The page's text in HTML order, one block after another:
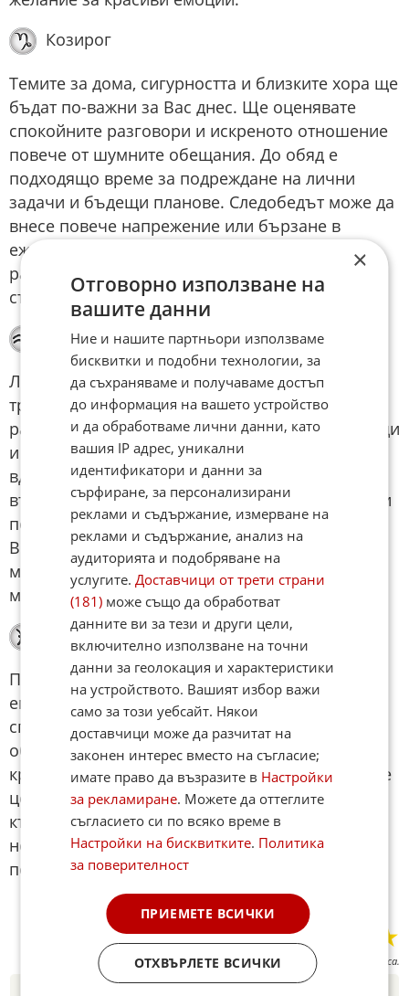
Козирог
Темите за дома, сигурността и близките хора ще
бъдат по-важни за Вас днес. Ще оценявате
спокойните разговори и искреното отношение
повече от шумните обещания. До обяд е
подходящо време за подреждане на лични
задачи и бъдещи планове. Следобедът може да
внесе повече напрежение или бързане в
ежедневието. Вечерта е добра за отдих и за
разговор с човек, който Ви носи усещане за
стабилност.
Водолей
Любопитството Ви ще бъде особено силно и
трудно ще се задоволявате с повърхностни
разговори. Денят е чудесен за нови идеи, срещи
и кратки пътувания. Някой може да Ви
вдъхнови с нестандартен поглед към тема,
върху която мислите отдавна. Следобедът носи
повече динамика и желание за действие.
Вечерта е подходяща за творчески занимания,
музика или разговори, които Ви карат да
мечтаете по-смело.
Риби
През този ден ще сте по-чувствителни и
емоционални. До обяд ще усещате нужда от
спокойствие, разбиране и повече мекота в
общуването. Венера и Юпитер Ви носят
красиви моменти, топли думи и усещане, че сте
ценени. Следобедът постепенно ще Ви върне
към по-практични теми и решения. Вечерта
носи вдъхновение, мечтателност и желание да
последвате сърцето си.
Поставете оценка: ☆
☆
☆
Оценка гласа.
×
Отговорно използване на
вашите данни
Ние и нашите партньори използваме
бисквитки и подобни технологии, за
да съхраняваме и получаваме достъп
до информация на вашето устройство
и да обработваме лични данни, като
вашия IP адрес, уникални
идентификатори и данни за
сърфиране, за персонализирани
реклами и съдържание, измерване на
реклами и съдържание, анализ на
аудиторията и подобряване на
услугите.Доставчици от трети страни
(181) може също да обработват
данните ви за тези и други цели,
включително използване на точни
данни за геолокация и характеристики
на устройството. Вашият избор важи
само за този уебсайт. Някои
доставчици може да разчитат на
законен интерес вместо на съгласие;
имате право да възразите в Настройки
за рекламиране. Можете да оттеглите
съгласието си по всяко време в
Настройки на бисквитките. Политика
за поверителност
ПРИЕМЕТЕ ВСИЧКИ
ОТХВЪРЛЕТЕ ВСИЧКИ